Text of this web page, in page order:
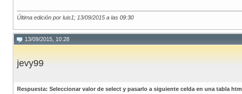
Última edición por luis1; 13/09/2015 a las 09:30
13/09/2015, 10:28
jevy99
Respuesta: Seleccionar valor de select y pasarlo a siguiente celda en una tabla html